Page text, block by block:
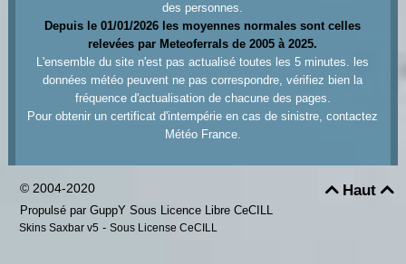
des personnes.
Depuis le 01/01/2026 les moyennes normales sont celles
relevées par Meteoferrals de 2005 à 2025.
L'ensemble du site n'est pas actualisé toutes les 5 minutes. les
données météo peuvent ne pas correspondre, vérifiez bien la
fréquence d'actualisation de chacune des pages.
Pour obtenir un certificat d'intempérie en cas de sinistre, contactez
Météo France.
Haut
© 2004-2020
Propulsé par GuppY Sous Licence Libre CeCILL
Skins Saxbar v5 - Sous License CeCILL